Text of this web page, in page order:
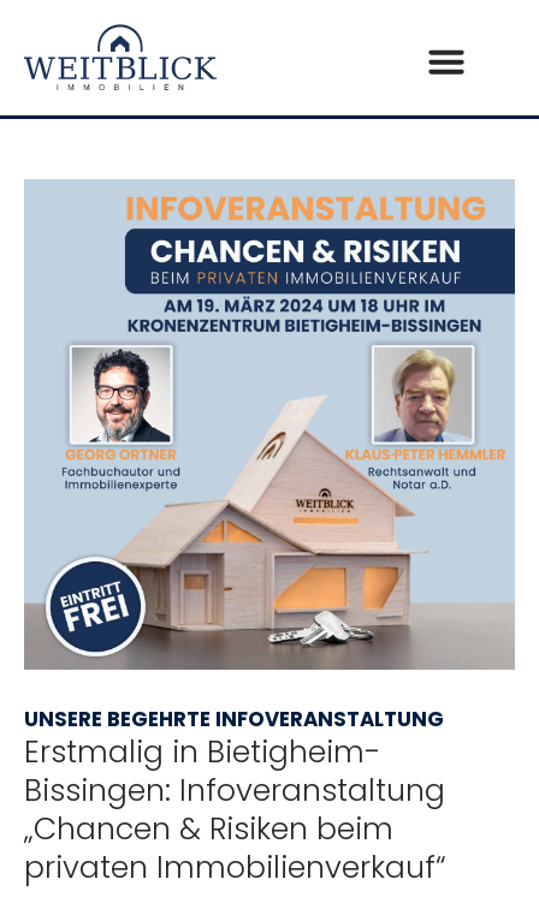
UNSERE BEGEHRTE INFOVERANSTALTUNG
Erstmalig in Bietigheim-
Bissingen: Infoveranstaltung
„Chancen & Risiken beim
privaten Immobilienverkauf“